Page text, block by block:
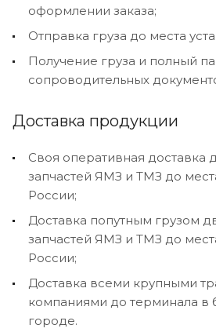
оформлении заказа;
Отправка груза до места
Получение груза и полный
сопроводительных
Доставка продукции
Своя оперативная доставка
запчастей ЯМЗ и ТМЗ до
России;
Доставка попутным грузом
запчастей ЯМЗ и ТМЗ до
России;
Доставка всеми крупными
компаниями до терминала
городе.